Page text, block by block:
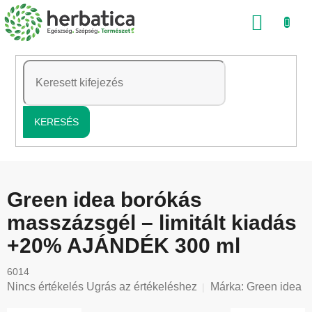
Ugrás
a
tartalomhoz
KERESÉS
Green idea borókás
masszázsgél – limitált kiadás
+20% AJÁNDÉK 300 ml
6014
A
Nincs értékelés Ugrás az értékeléshez Márka: Green idea